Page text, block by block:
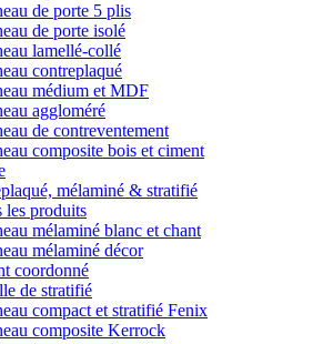
de porte 5 plis
de porte isolé
lamellé-collé
contreplaqué
médium et MDF
aggloméré
de contreventement
composite bois et ciment
mélaminé & stratifié
les produits
mélaminé blanc et chant
mélaminé décor
coordonné
de stratifié
compact et stratifié Fenix
composite Kerrock